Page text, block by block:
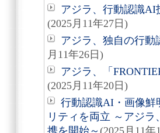
アジラ、行動認識AI
(2025月11年27日)
アジラ、独自の行
月11年26日)
アジラ、「
(2025月11年20日)
行動認識AI・画像鮮
リティを両立 ～アジラ
携を開始～ (2025月11年